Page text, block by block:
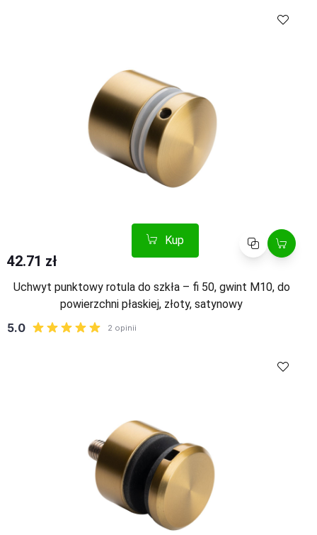
Kup Porównaj
42.71 zł
Uchwyt punktowy rotula do szkła – fi 50, gwint M10, do
powierzchni płaskiej, złoty, satynowy